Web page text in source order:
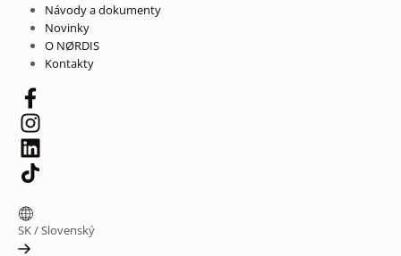
Návody a dokumenty
Novinky
O NØRDIS
Kontakty
SK/Slovenský